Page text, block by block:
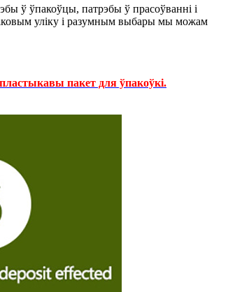
ў ўпакоўцы, патрэбы ў прасоўванні і
уліку і разумным выбары мы можам
пакет для ўпакоўкі.